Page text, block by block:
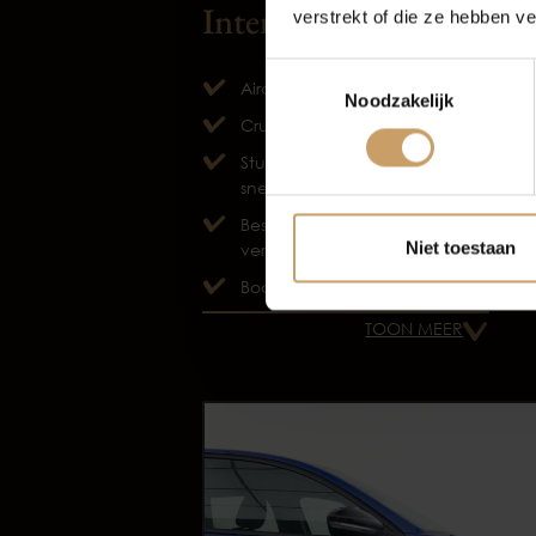
verstrekt of die ze hebben
Noodzakelijk
Niet toestaan
Interieur
Airco
Cruise control
Stuurbekrachtiging
snelheidsafhankelijk
Bestuurdersstoel in hoogte
verstelbaar
Boordcomputer
TOON MEER